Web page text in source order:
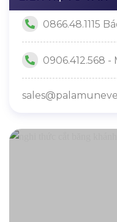
0866.48.1115
0906.412.568